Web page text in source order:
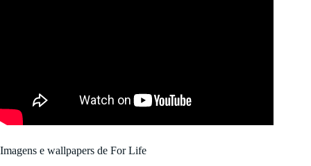
Imagens e wallpapers de For Life